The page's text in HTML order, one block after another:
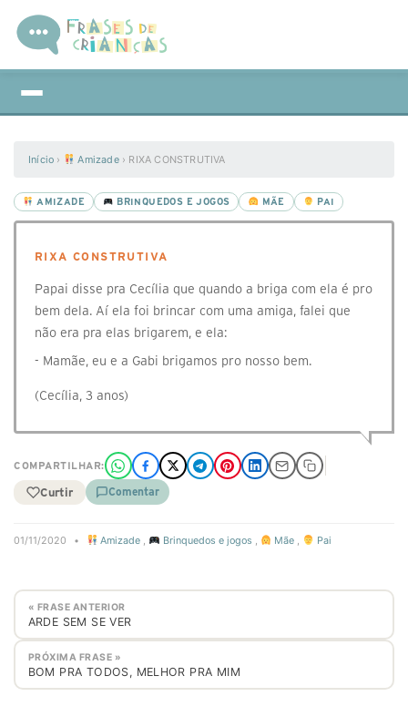
Início › Amizade › RIXA CONSTRUTIVA
AMIZADE BRINQUEDOS E JOGOS MÃE PAI
RIXA CONSTRUTIVA
Papai disse pra Cecília que quando a briga com ela é pro
bem dela. Aí ela foi brincar com uma amiga, falei que
não era pra elas brigarem, e ela:
- Mamãe, eu e a Gabi brigamos pro nosso bem.
(Cecília, 3 anos)
COMPARTILHAR:
Curtir Comentar
01/11/2020 • Amizade , Brinquedos e jogos , Mãe , Pai
« FRASE ANTERIOR
ARDE SEM SE VER
PRÓXIMA FRASE »
BOM PRA TODOS, MELHOR PRA MIM